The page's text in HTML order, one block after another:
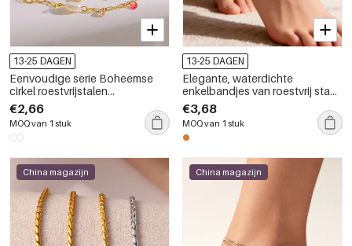
13-25 DAGEN
Eenvoudige serie Boheemse
cirkel roestvrijstalen
waterdichte enkelbandjes in
goudkleur
€2,66
MOQ van 1 stuk
13-25 DAGEN
Elegante, waterdichte
enkelbandjes van roestvrij staal
met klavermotief en gouden
zirkonia.
€3,68
MOQ van 1 stuk
China magazijn China magazijn